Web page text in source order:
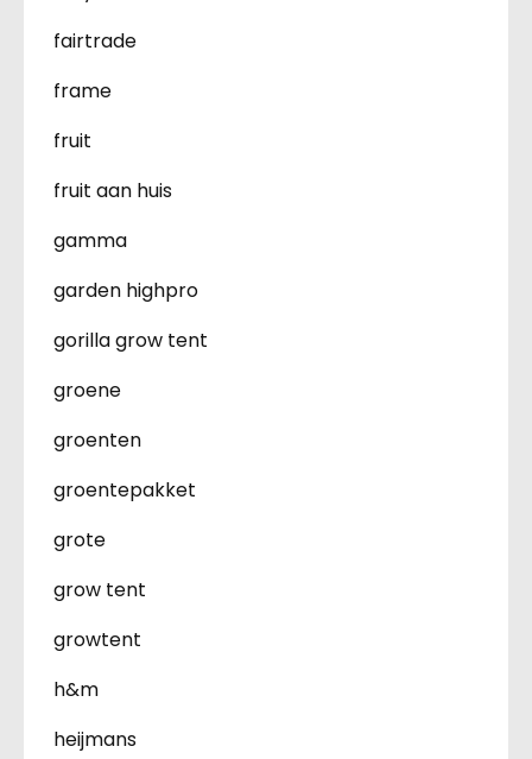
fairtrade
frame
fruit
fruit aan huis
gamma
garden highpro
gorilla grow tent
groene
groenten
groentepakket
grote
grow tent
growtent
h&m
heijmans